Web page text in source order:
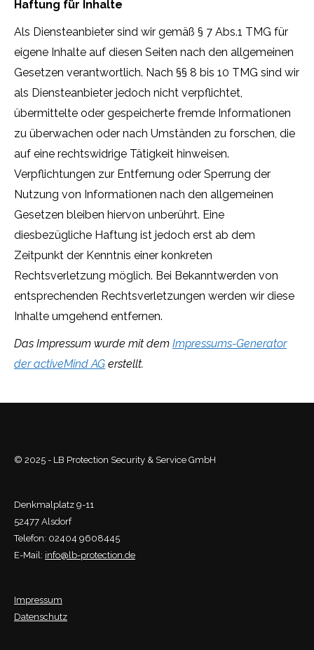
Haftung für Inhalte
Als Diensteanbieter sind wir gemäß § 7 Abs.1 TMG für
eigene Inhalte auf diesen Seiten nach den allgemeinen
Gesetzen verantwortlich. Nach §§ 8 bis 10 TMG sind wir
als Diensteanbieter jedoch nicht verpflichtet,
übermittelte oder gespeicherte fremde Informationen
zu überwachen oder nach Umständen zu forschen, die
auf eine rechtswidrige Tätigkeit hinweisen.
Verpflichtungen zur Entfernung oder Sperrung der
Nutzung von Informationen nach den allgemeinen
Gesetzen bleiben hiervon unberührt. Eine
diesbezügliche Haftung ist jedoch erst ab dem
Zeitpunkt der Kenntnis einer konkreten
Rechtsverletzung möglich. Bei Bekanntwerden von
entsprechenden Rechtsverletzungen werden wir diese
Inhalte umgehend entfernen.
Das Impressum wurde mit dem Impressums-Generator
der activeMind AG erstellt.
© 2025 - LB Protection Security & Service GmbH
Denkmalplatz 9-11
52477 Alsdorf
Telefon: 02404 9608445
E-Mail: info@lb-protection.de
Impressum
Datenschutz